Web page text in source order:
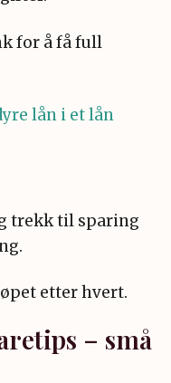
for å få full
lån i et lån
trekk til sparing
etter hvert.
– små